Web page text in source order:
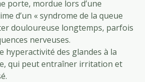
porte, mordue lors d’une
d’un « syndrome de la queue
douloureuse longtemps, parfois
nerveuses.
hyperactivité des glandes à la
qui peut entraîner irritation et